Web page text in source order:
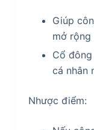
Giúp
mở rộng
Cổ
cá nhân
Nhược điểm: